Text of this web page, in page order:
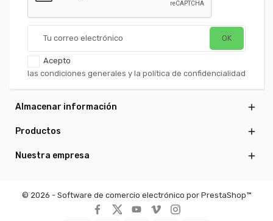
Acepto
las condiciones generales y la política de confidencialidad
Almacenar información 
Productos 
Nuestra empresa 
© 2026 - Software de comercio electrónico por PrestaShop™